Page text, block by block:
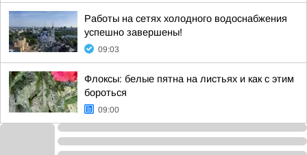
Работы на сетях холодного водоснабжения
успешно завершены!
09:03
Флоксы: белые пятна на листьях и как с этим
бороться
09:00